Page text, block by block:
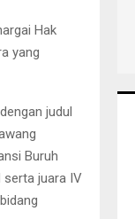
Hak
yang
judul
Buruh
serta juara IV